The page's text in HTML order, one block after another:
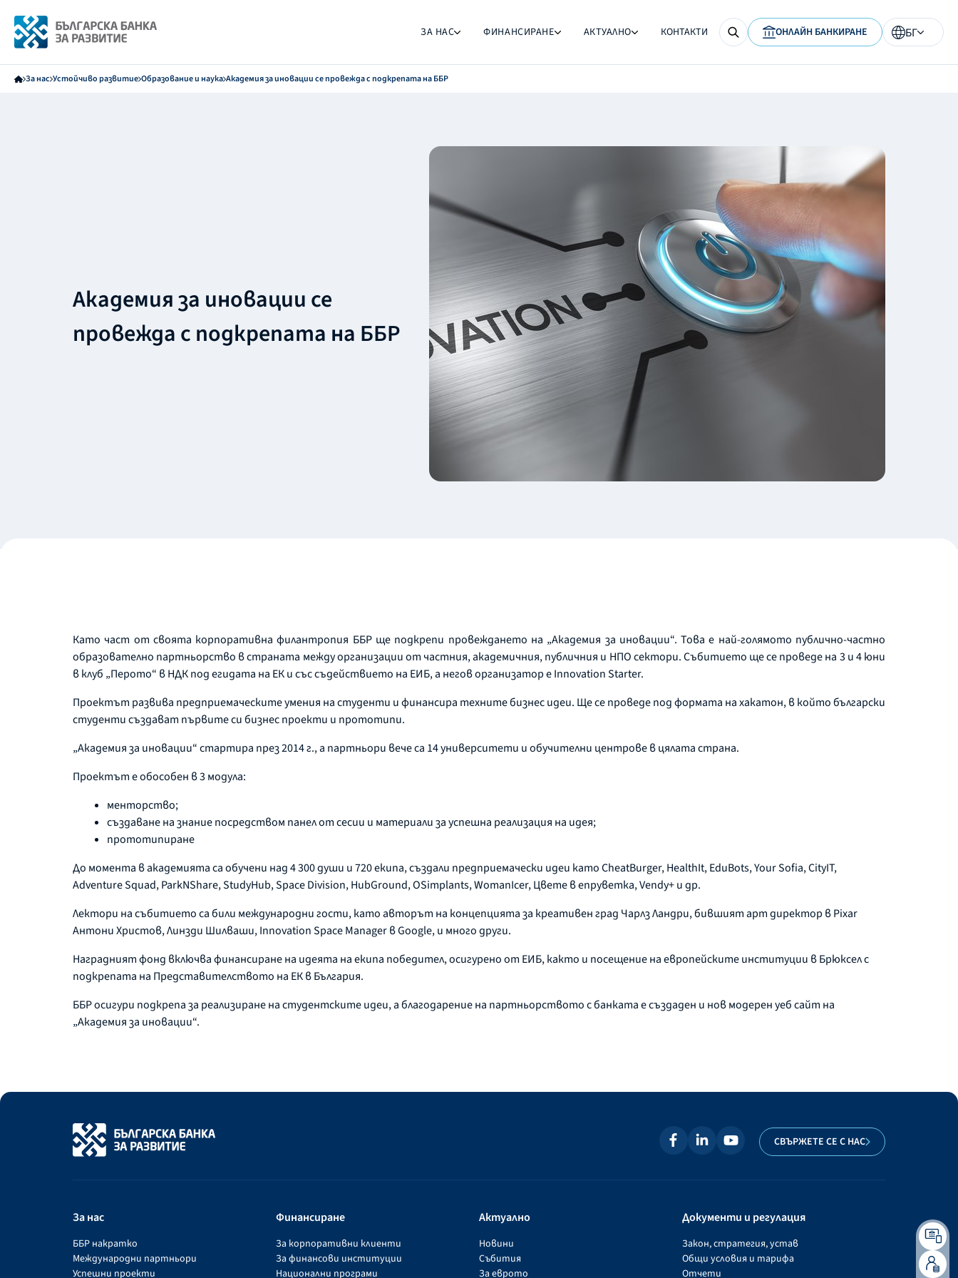
ЗА НАС ФИНАНСИРАНЕ АКТУАЛНО КОНТАКТИ ОНЛАЙН БАНКИРАНЕ БГ
За нас Устойчиво развитие Образование и наука Академия за иновации се провежда с подкрепата на ББР
Академия за иновации се
провежда с подкрепата на ББР
Като част от своята корпоративна филантропия ББР ще подкрепи провеждането на „Академия за иновации“. Това е най-голямото публично-частно
образователно партньорство в страната между организации от частния, академичния, публичния и НПО сектори. Събитието ще се проведе на 3 и 4 юни
в клуб „Перото“ в НДК под егидата на ЕК и със съдействието на ЕИБ, а негов организатор е Innovation Starter.
Проектът развива предприемаческите умения на студенти и финансира техните бизнес идеи. Ще се проведе под формата на хакатон, в който български
студенти създават първите си бизнес проекти и прототипи.
„Академия за иновации“ стартира през 2014 г., а партньори вече са 14 университети и обучителни центрове в цялата страна.
Проектът е обособен в 3 модула:
менторство;
създаване на знание посредством панел от сесии и материали за успешна реализация на идея;
прототипиране
До момента в академията са обучени над 4 300 души и 720 екипа, създали предприемачески идеи като CheatBurger, HealthIt, EduBots, Your Sofia, CityIT,
Adventure Squad, ParkNShare, StudyHub, Space Division, HubGround, OSimplants, WomanIcer, Цвете в епруветка, Vendy+ и др.
Лектори на събитието са били международни гости, като авторът на концепцията за креативен град Чарлз Ландри, бившият арт директор в Pixar
Антони Христов, Линзди Шилваши, Innovation Space Manager в Google, и много други.
Наградният фонд включва финансиране на идеята на екипа победител, осигурено от ЕИБ, както и посещение на европейските институции в Брюксел с
подкрепата на Представителството на ЕК в България.
ББР осигури подкрепа за реализиране на студентските идеи, а благодарение на партньорството с банката е създаден и нов модерен уеб сайт на
„Академия за иновации“.
СВЪРЖЕТЕ СЕ С НАС
За нас
ББР накратко
Международни партньори
Успешни проекти
Финансиране
За корпоративни клиенти
За финансови институции
Национални програми
Актуално
Новини
Събития
За еврото
Документи и регулация
Закон, стратегия, устав
Общи условия и тарифа
Отчети